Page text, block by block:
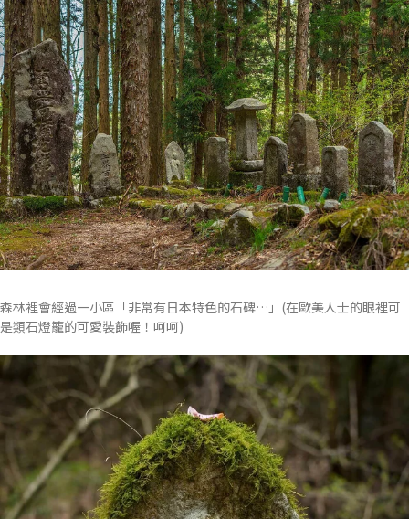
森林裡會經過一小區「非常有日本特色的石碑…」(在歐美人士的眼裡可
是類石燈籠的可愛裝飾喔！呵呵)